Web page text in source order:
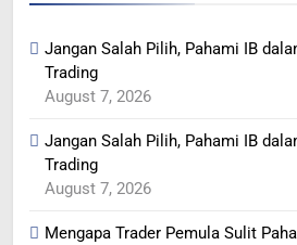
Jangan Salah Pilih, Pahami IB
Trading
August 7, 2026
Jangan Salah Pilih, Pahami IB
Trading
August 7, 2026
Mengapa Trader Pemula Sulit